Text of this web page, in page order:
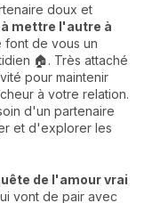
doux et
mettre l'autre à
font de vous un
🏠. Très attaché
pour maintenir
à votre relation.
d'un partenaire
et d'explorer les
de l'amour vrai
vont de pair avec